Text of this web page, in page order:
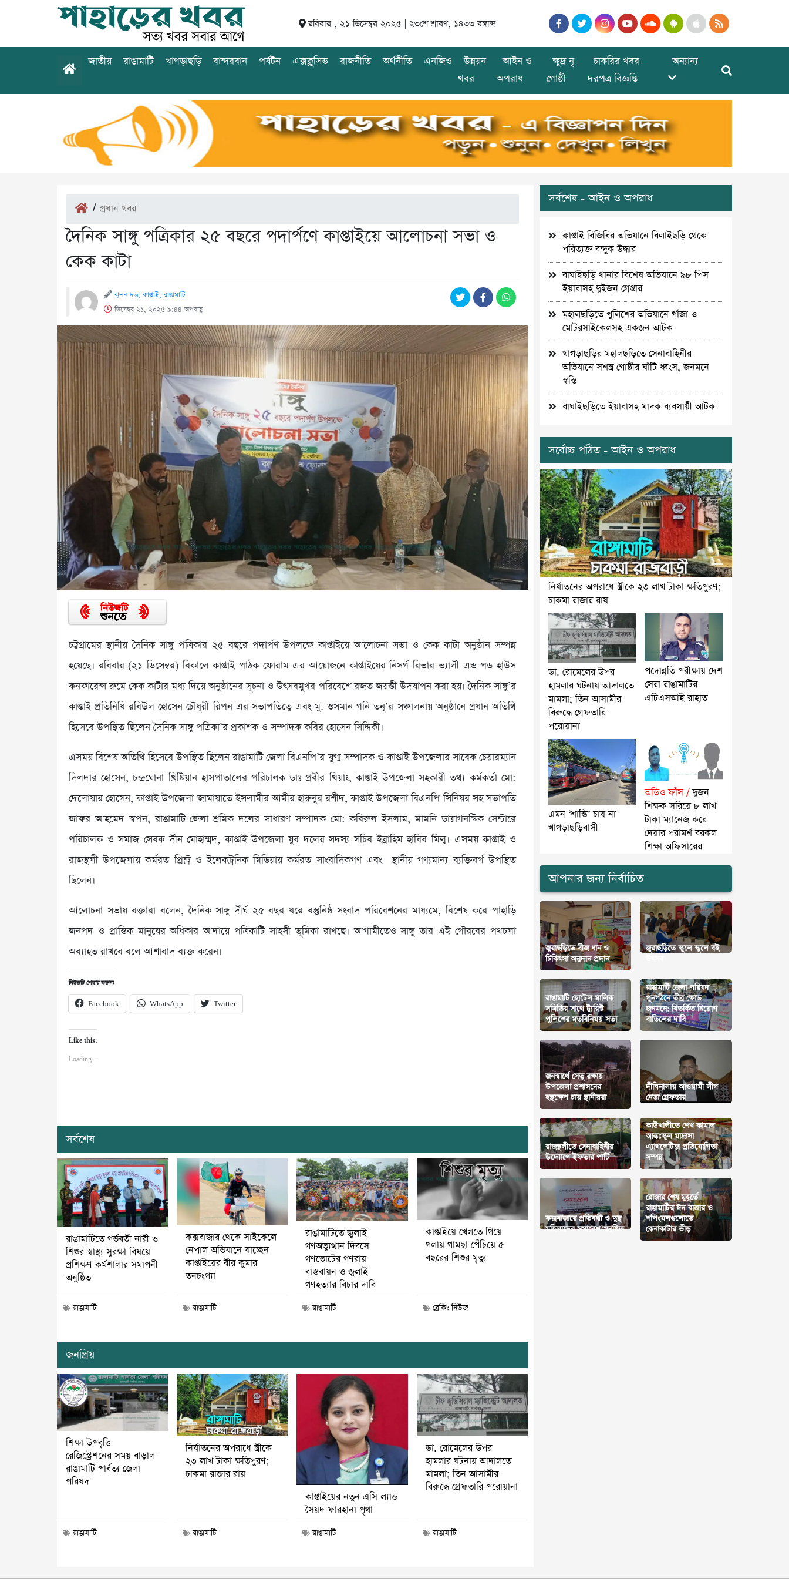
রবিবার , ২১ ডিসেম্বর ২০২৫ | ২৩শে শ্রাবণ, ১৪৩৩ বঙ্গাব্দ
জাতীয় রাঙামাটি খাগড়াছড়ি বান্দরবান পর্যটন এক্সক্লুসিভ রাজনীতি অর্থনীতি এনজিও
উন্নয়ন
খবর
আইন ও
অপরাধ
ক্ষুদ্র নৃ-
গোষ্ঠী
চাকরির খবর-
দরপত্র বিজ্ঞপ্তি
অন্যান্য
/ প্রধান খবর
দৈনিক সাঙ্গু পত্রিকার ২৫ বছরে পদার্পণে কাপ্তাইয়ে আলোচনা সভা ও
কেক কাটা
ঝুলন দত্ত, কাপ্তাই, রাঙামাটি
ডিসেম্বর ২১, ২০২৫ ৯:৪৪ অপরাহ্ণ
চট্টগ্রামের স্থানীয় দৈনিক সাঙ্গু পত্রিকার ২৫ বছরে পদার্পণ উপলক্ষে কাপ্তাইয়ে আলোচনা সভা ও কেক কাটা অনুষ্ঠান সম্পন্ন
হয়েছে। রবিবার (২১ ডিসেম্বর) বিকালে কাপ্তাই পাঠক ফোরাম এর আয়োজনে কাপ্তাইয়ের নিসর্গ রিভার ভ্যালী এন্ড পড হাউস
কনফারেন্স রুমে কেক কাটার মধ্য দিয়ে অনুষ্ঠানের সূচনা ও উৎসবমুখর পরিবেশে রজত জয়ন্তী উদযাপন করা হয়। দৈনিক সাঙ্গু’র
কাপ্তাই প্রতিনিধি রবিউল হোসেন চৌধুরী রিপন এর সভাপতিত্বে এবং মু. ওসমান গনি তনু’র সঞ্চালনায় অনুষ্ঠানে প্রধান অতিথি
হিসেবে উপস্থিত ছিলেন দৈনিক সাঙ্গু পত্রিকা’র প্রকাশক ও সম্পাদক কবির হোসেন সিদ্দিকী।
এসময় বিশেষ অতিথি হিসেবে উপস্থিত ছিলেন রাঙামাটি জেলা বিএনপি’র যুগ্ম সম্পাদক ও কাপ্তাই উপজেলার সাবেক চেয়ারম্যান
দিলদার হোসেন, চন্দ্রঘোনা খ্রিষ্টিয়ান হাসপাতালের পরিচালক ডাঃ প্রবীর খিয়াং, কাপ্তাই উপজেলা সহকারী তথ্য কর্মকর্তা মো:
দেলোয়ার হোসেন, কাপ্তাই উপজেলা জামায়াতে ইসলামীর আমীর হারুনুর রশীদ, কাপ্তাই উপজেলা বিএনপি সিনিয়র সহ সভাপতি
জাফর আহমেদ স্বপন, রাঙামাটি জেলা শ্রমিক দলের সাধারণ সম্পাদক মো: কবিরুল ইসলাম, মামনি ডায়াগনস্টিক সেন্টারে
পরিচালক ও সমাজ সেবক দীন মোহাম্মদ, কাপ্তাই উপজেলা যুব দলের সদস্য সচিব ইব্রাহিম হাবিব মিলু। এসময় কাপ্তাই ও
রাজস্থলী উপজেলায় কর্মরত প্রিন্ট্র ও ইলেকট্রনিক মিডিয়ায় কর্মরত সাংবাদিকগণ এবং স্থানীয় গণ্যমান্য ব্যক্তিবর্গ উপস্থিত
ছিলেন।
আলোচনা সভায় বক্তারা বলেন, দৈনিক সাঙ্গু দীর্ঘ ২৫ বছর ধরে বস্তুনিষ্ঠ সংবাদ পরিবেশনের মাধ্যমে, বিশেষ করে পাহাড়ি
জনপদ ও প্রান্তিক মানুষের অধিকার আদায়ে পত্রিকাটি সাহসী ভূমিকা রাখছে। আগামীতেও সাঙ্গু তার এই গৌরবের পথচলা
অব্যাহত রাখবে বলে আশাবাদ ব্যক্ত করেন।
নিউজটি শেয়ার করুনঃ
Facebook WhatsApp Twitter
Like this:
Loading...
সর্বশেষ
রাঙামাটিতে গর্ভবতী নারী ও
শিশুর স্বাস্থ্য সুরক্ষা বিষয়ে
প্রশিক্ষণ কর্মশালার সমাপনী
অনুষ্ঠিত
রাঙামাটি
কক্সবাজার থেকে সাইকেলে
নেপাল অভিযানে যাচ্ছেন
কাপ্তাইয়ের বীর কুমার
তনচংগ্যা
রাঙামাটি
রাঙামাটিতে জুলাই
গণঅভ্যুত্থান দিবসে
গণভোটের গণরায়
বাস্তবায়ন ও জুলাই
গণহত্যার বিচার দাবি
রাঙামাটি
কাপ্তাইয়ে খেলতে গিয়ে
গলায় গামছা পেঁচিয়ে ৫
বছরের শিশুর মৃত্যু
ব্রেকিং নিউজ
জনপ্রিয়
শিক্ষা উপবৃত্তি
রেজিস্ট্রেশনের সময় বাড়াল
রাঙামাটি পার্বত্য জেলা
পরিষদ
রাঙামাটি
নির্যাতনের অপরাধে স্ত্রীকে
২৩ লাখ টাকা ক্ষতিপুরণ;
চাকমা রাজার রায়
রাঙামাটি
কাপ্তাইয়ের নতুন এসি ল্যান্ড
সৈয়দ ফারহানা পৃথা
রাঙামাটি
ডা. রোমেলের উপর
হামলার ঘটনায় আদালতে
মামলা; তিন আসামীর
বিরুদ্ধে গ্রেফতারি পরোয়ানা
রাঙামাটি
সর্বশেষ - আইন ও অপরাধ
কাপ্তাই বিজিবির অভিযানে বিলাইছড়ি থেকে
পরিত্যক্ত বন্দুক উদ্ধার
বাঘাইছড়ি থানার বিশেষ অভিযানে ৯৮ পিস
ইয়াবাসহ দুইজন গ্রেপ্তার
মহালছড়িতে পুলিশের অভিযানে গাঁজা ও
মোটরসাইকেলসহ একজন আটক
খাগড়াছড়ির মহালছড়িতে সেনাবাহিনীর
অভিযানে সশস্ত্র গোষ্ঠীর ঘাঁটি ধ্বংস, জনমনে
স্বস্তি
বাঘাইছড়িতে ইয়াবাসহ মাদক ব্যবসায়ী আটক
সর্বোচ্চ পঠিত - আইন ও অপরাধ
নির্যাতনের অপরাধে স্ত্রীকে ২৩ লাখ টাকা ক্ষতিপুরণ;
চাকমা রাজার রায়
ডা. রোমেলের উপর
হামলার ঘটনায় আদালতে
মামলা; তিন আসামীর
বিরুদ্ধে গ্রেফতারি
পরোয়ানা
পদোন্নতি পরীক্ষায় দেশ
সেরা রাঙামাটির
এটিএসআই রাহাত
এমন ‘শান্তি’ চায় না
খাগড়াছড়িবাসী
অডিও ফাঁস /দুজন
শিক্ষক সরিয়ে ৮ লাখ
টাকা ম্যানেজ করে
দেয়ার পরামর্শ বরকল
শিক্ষা অফিসারের
আপনার জন্য নির্বাচিত
জুরাছড়িতে বীজ ধান ও
চিকিৎসা অনুদান প্রদান
জুরাছড়িতে স্কুলে স্কুলে বই
রাঙামাটি হোটেল মালিক
সমিতির সাথে ট্যুরিস্ট
পুলিশের মতবিনিময় সভা
রাঙামাটি জেলা পরিষদ
পুনর্গঠনে তীব্র ক্ষোভ
জনমনে: বিতর্কিত নিয়োগ
বাতিলের দাবি
জনস্বার্থে সেতু রক্ষায়
উপজেলা প্রশাসনের
হস্থক্ষেপ চায় স্থানীয়রা
দীঘিনালায় আওয়ামী লীগ
নেতা গ্রেফতার
রাজস্থলীতে সেনাবাহিনীর
উদ্যােগে ইফতার পার্টি
কাউখালীতে শেখ কামাল
আন্তঃস্কুল মাদ্রাসা
এ্যাথলেটিক্স প্রতিযোগিতা
সম্পন্ন
কক্সবাজারে প্রতিবন্ধী ও দুস্থ
মহিলাদের সমাবেশ অনুষ্ঠিত
রোজার শেষ মুহূর্তে
রাঙামাটির ঈদ বাজার ও
শপিংমলগুলোতে
কেনাকাটার ভীড়